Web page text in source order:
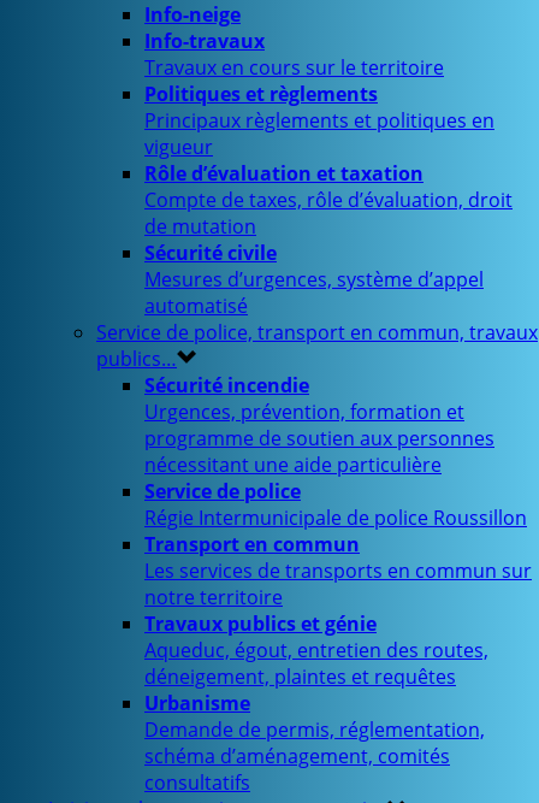
Info-neige
Info-travaux
Travaux en cours sur le territoire
Politiques et règlements
Principaux règlements et politiques en
vigueur
Rôle d’évaluation et taxation
Compte de taxes, rôle d’évaluation, droit
de mutation
Sécurité civile
Mesures d’urgences, système d’appel
automatisé
Service de police, transport en commun, travaux
publics…
Sécurité incendie
Urgences, prévention, formation et
programme de soutien aux personnes
nécessitant une aide particulière
Service de police
Régie Intermunicipale de police Roussillon
Transport en commun
Les services de transports en commun sur
notre territoire
Travaux publics et génie
Aqueduc, égout, entretien des routes,
déneigement, plaintes et requêtes
Urbanisme
Demande de permis, réglementation,
schéma d’aménagement, comités
consultatifs